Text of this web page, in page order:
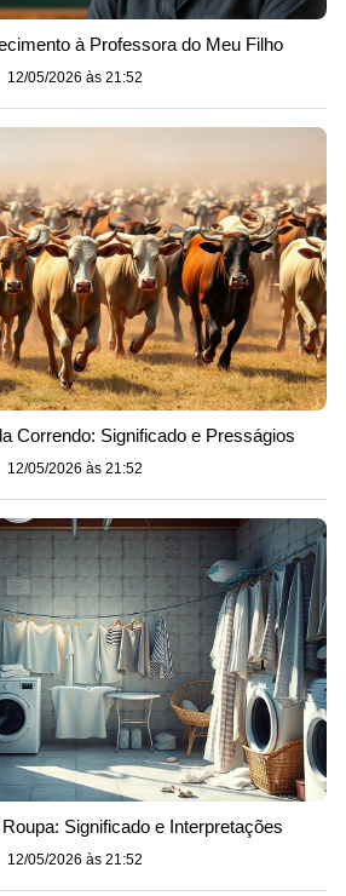
à Professora do Meu Filho
12/05/2026 às 21:52
Correndo: Significado e Presságios
12/05/2026 às 21:52
Significado e Interpretações
12/05/2026 às 21:52